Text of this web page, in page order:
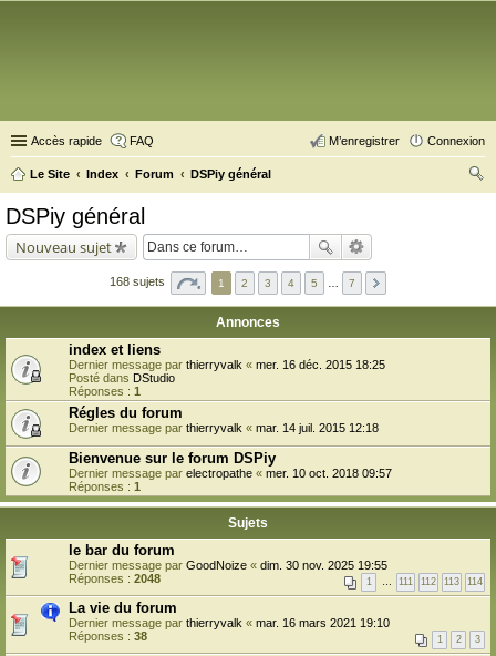
Accès rapide FAQ Connexion
M’enregistrer
Le Site Index Forum
DSPiy général
DSPiy général
Nouveau sujet
168 sujets 1 2 3 4 5 7
Annonces
index et liens
Dernier message par thierryvalk « mer. 16 déc. 2015 18:25
Posté dans DStudio
Réponses : 1
Régles du forum
Dernier message par thierryvalk « mar. 14 juil. 2015 12:18
Bienvenue sur le forum DSPiy
Dernier message par electropathe « mer. 10 oct. 2018 09:57
Réponses : 1
Sujets
le bar du forum
Dernier message par GoodNoize « dim. 30 nov. 2025 19:55
Réponses : 2048 1 … 111 112 113 114
La vie du forum
Dernier message par thierryvalk « mar. 16 mars 2021 19:10
Réponses : 38 1 2 3